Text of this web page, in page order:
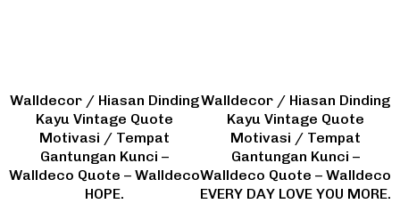
Walldecor / Hiasan Dinding
Kayu Vintage Quote
Motivasi / Tempat
Gantungan Kunci –
Walldeco Quote – Walldeco
HOPE.
Walldecor / Hiasan Dinding
Kayu Vintage Quote
Motivasi / Tempat
Gantungan Kunci –
Walldeco Quote – Walldeco
EVERY DAY LOVE YOU MORE.